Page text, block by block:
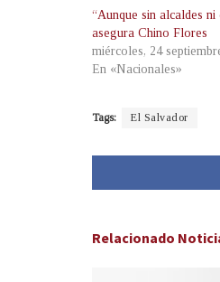
“Aunque sin alcaldes
asegura Chino Flores
miércoles, 24
En «Nacionales»
Tags: El Salvador
Relacionado